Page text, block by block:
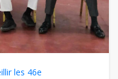
les 46e